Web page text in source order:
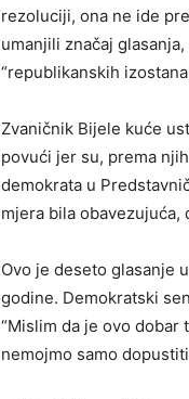
rezoluciji, ona ne ide
umanjili značaj
“republikanskih
Zvaničnik Bijele kuće
povući jer su, prema
demokrata u
mjera bila
Ovo je deseto glasanje
godine. Demokratski
“Mislim da je ovo dobar
nemojmo samo